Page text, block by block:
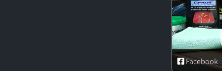
Facebook